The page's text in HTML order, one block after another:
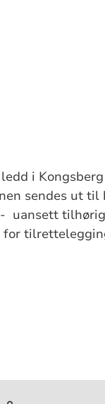
i
sendes ut til
uansett